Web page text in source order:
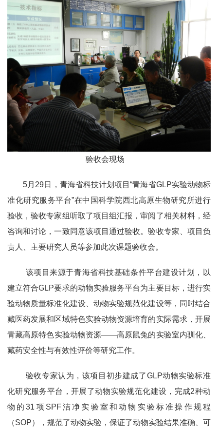
验收会现场
5月 29日，青海省科技计划项目“青海省GLP实验动物标
准化研究服务平台”在中国科学院西北高原生物研究所进行
验收，验收专家组听取了项目组汇报，审阅了相关材料，经
咨询和讨论，一致同意该项目通过验收。验收专家、项目负
责人、主要研究人员等参加此次课题验收会。
该项目来源于青海省科技基础条件平台建设计划，以
建立符合GLP要求的动物实验服务平台为主要目标，进行实
验动物质量标准化建设、动物实验规范化建设等，同时结合
藏医药发展和区域特色实验动物资源培育的实际需求，开展
青藏高原特色实验动物资源——高原鼠兔的实验室内驯化、
藏药安全性与有效性评价等研究工作。
验收专家认为， 该项目 初步建成了GLP动物实验标准
化研究服务平台 ， 开展了动物实验规范化建设，完成2种动
物的31 项 SPF洁净实验室和动物实验标准操作规程
（SOP），规范了动物实验，保证了动物实验结果准确、可